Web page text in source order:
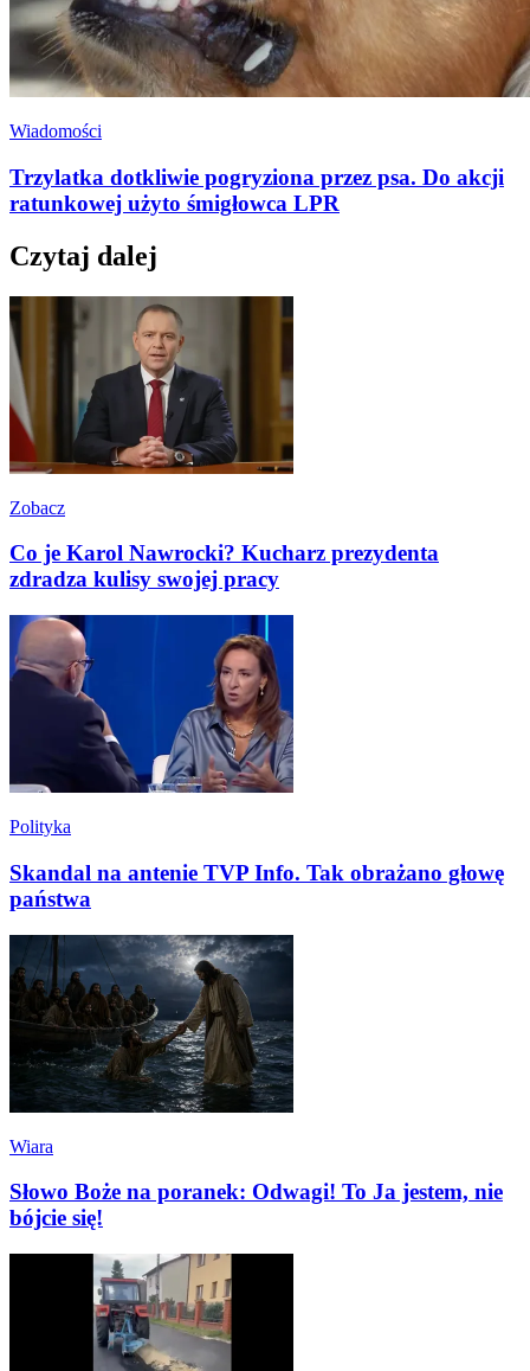
Wiadomości
Trzylatka dotkliwie pogryziona przez psa. Do akcji
ratunkowej użyto śmigłowca LPR
Czytaj dalej
Zobacz
Co je Karol Nawrocki? Kucharz prezydenta
zdradza kulisy swojej pracy
Polityka
Skandal na antenie TVP Info. Tak obrażano głowę
państwa
Wiara
Słowo Boże na poranek: Odwagi! To Ja jestem, nie
bójcie się!